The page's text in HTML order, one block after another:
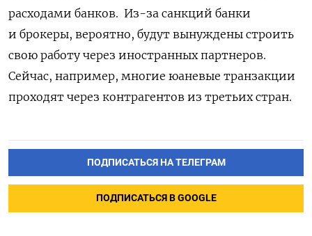
расходами банков. Из-за санкций банки
и брокеры, вероятно, будут вынуждены строить
свою работу через иностранных партнеров.
Сейчас, например, многие юаневые транзакции
проходят через контрагентов из третьих стран.
ПОДПИСАТЬСЯ НА ТЕЛЕГРАМ
ПОДПИСАТЬСЯ В GOOGLE